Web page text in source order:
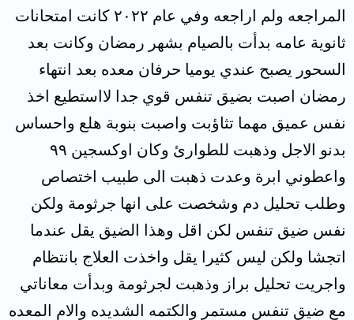
المراجعه ولم اراجعه وفي عام ٢٠٢٢ كانت امتحانات
ثانوية عامه بدأت بالصيام بشهر رمضان وكانت بعد
السحور يصبح عندي يوميا حرفان معده بعد انتهاء
رمضان اصبت بضيق تنفس قوي جدا لااستطيع اخذ
نفس عميق مهما تثاؤبت واصبت بنوبة هلع واحساس
بدنو الاجل وذهبت للطوارئ وكان اوكسجين ٩٩
واعطوني ابرة وعدت ذهبت الى طبيب اختصاص
وطلب تحليل دم وشخصت على انها جرثومة ولكن
نفس ضيق تنفس لكن اقل وهذا الضيق يقل عندما
اتجشا ولكن ليس كثيرا يقل واخذت العلاج بانتظام
واجريت تحليل براز وذهبت لجرثومة وبدأت معاناتي
مع ضيق تنفس مستمر والكتمه الشديده والام المعده